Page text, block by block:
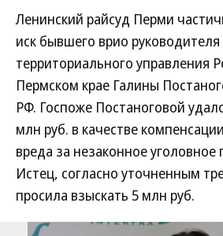
Ленинский райсуд Перми
иск бывшего врио руководителя
территориального управления
Пермском крае Галины
РФ. Госпоже Постаноговой
млн руб. в качестве
вреда за незаконное уголовное
Истец, согласно уточненным
просила взыскать 5 млн руб.